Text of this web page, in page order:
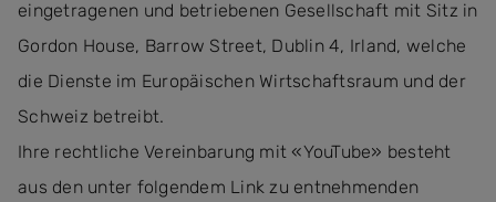
eingetragenen und betriebenen Gesellschaft mit Sitz in
Gordon House, Barrow Street, Dublin 4, Irland, welche
die Dienste im Europäischen Wirtschaftsraum und der
Schweiz betreibt.
Ihre rechtliche Vereinbarung mit «YouTube» besteht
aus den unter folgendem Link zu entnehmenden